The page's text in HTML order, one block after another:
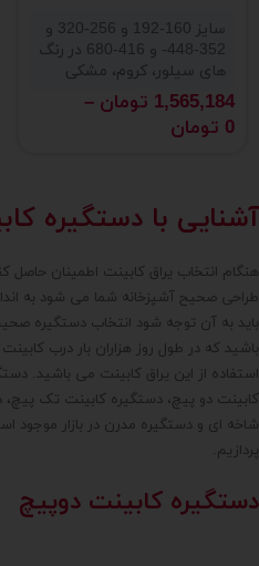
سایز 160-192 و 256-320 و
352-448- و 416-680 در رنگ
های سیلور، کروم، مشکی
1,565,184 تومان –
0 تومان
آشنایی با دستگیره
هنگام انتخاب یراق کابینت اطمینان
طراحی صحیح آشپزخانه شما می شود به
باید به آن توجه شود انتخاب دستگیره
باشید که در طول روز هزاران بار درب
استفاده از این یراق کابینت می باشید.
کابینت دو پیچ، دستگیره کابینت تک
شاخه ای و دستگیره مدرن در بازار موجود
پردازیم.
دستگیره کابینت دوپیچ